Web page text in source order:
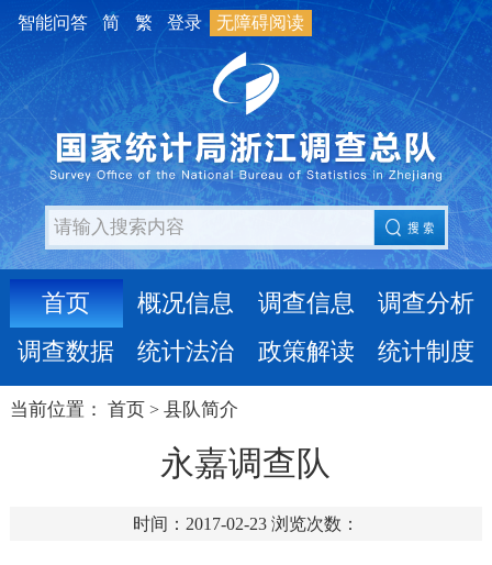
智能问答 简 繁 登录 无障碍阅读
首页 概况信息 调查信息
调查分析
调查数据
统计法治 政策解读 统计制度
当前位置： 首页 > 县队简介
永嘉调查队
时间：2017-02-23 浏览次数：